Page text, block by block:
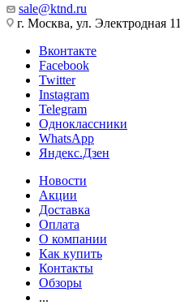
sale@ktnd.ru
г. Москва, ул. Электродная 11
Вконтакте
Facebook
Twitter
Instagram
Telegram
Одноклассники
WhatsApp
Яндекс.Дзен
Новости
Акции
Доставка
Оплата
О компании
Как купить
Контакты
Обзоры
...